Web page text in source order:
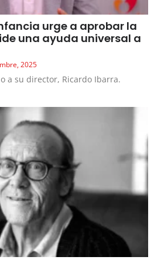
urge a aprobar la
una ayuda universal a
2025
a su director, Ricardo Ibarra.